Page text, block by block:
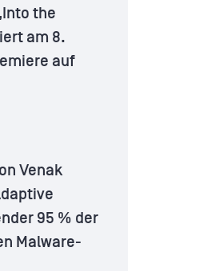
the
am 8.
auf
Venak
95 % der
Malware-